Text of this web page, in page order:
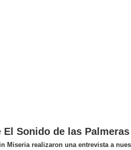
Sonido de las Palmeras
Miseria realizaron una entrevista a